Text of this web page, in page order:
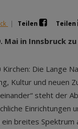
| Teilen Teilen
in Innsbruck zu
Die Lange
Kultur und neuen
steht der
Einrichtungen
breites Spektrum